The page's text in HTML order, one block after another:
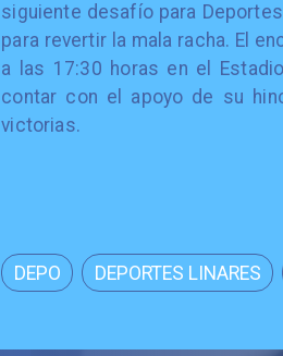
siguiente desafío para
para revertir la mala racha. El
a las 17:30 horas en el
contar con el apoyo de su
victorias.
DEPO DEPORTES LINARES